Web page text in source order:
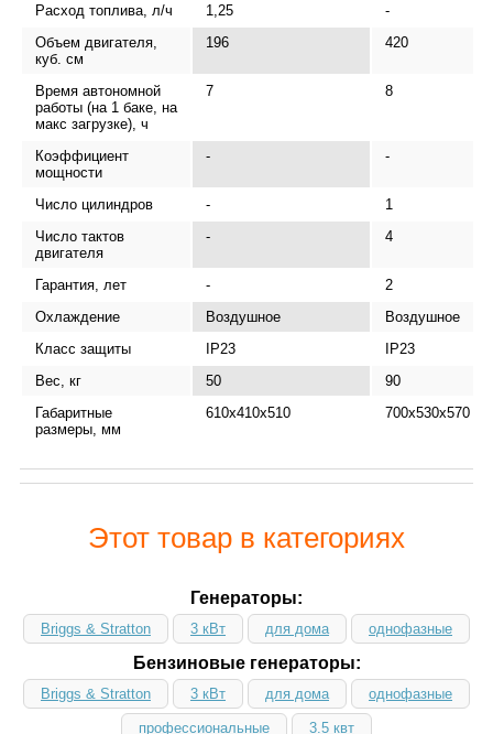
Расход топлива, л/ч
1,25
-
Объем двигателя,
куб. см
196 420
Время автономной
работы (на 1 баке, на
макс загрузке), ч
7 8
Коэффициент
мощности
- -
Число цилиндров -
1
Число тактов
двигателя
- 4
Гарантия, лет -
2
Охлаждение
Воздушное
Воздушное
Класс защиты
IP23
IP23
Вес, кг
50
90
Габаритные
размеры, мм
610x410x510 700х530х570
Этот товар в категориях
Генераторы:
Briggs & Stratton 3 кВт для дома однофазные
Бензиновые генераторы:
Briggs & Stratton 3 кВт для дома однофазные
профессиональные 3.5 квт